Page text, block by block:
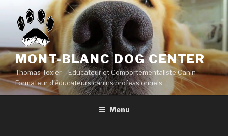
contenu
principal
MONT-BLANC DOG CENTER
Thomas Texier – Educateur et Comportementaliste Canin –
Formateur d’éducateurs canins professionnels
Menu